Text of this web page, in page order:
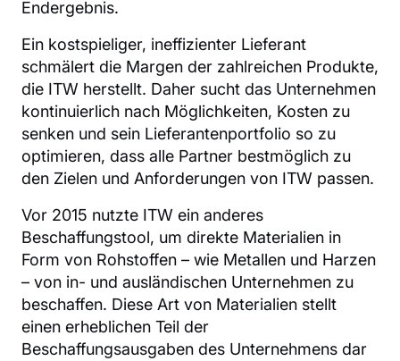
Endergebnis.
Ein kostspieliger, ineffizienter Lieferant
schmälert die Margen der zahlreichen Produkte,
die ITW herstellt. Daher sucht das Unternehmen
kontinuierlich nach Möglichkeiten, Kosten zu
senken und sein Lieferantenportfolio so zu
optimieren, dass alle Partner bestmöglich zu
den Zielen und Anforderungen von ITW passen.
Vor 2015 nutzte ITW ein anderes
Beschaffungstool, um direkte Materialien in
Form von Rohstoffen – wie Metallen und Harzen
– von in- und ausländischen Unternehmen zu
beschaffen. Diese Art von Materialien stellt
einen erheblichen Teil der
Beschaffungsausgaben des Unternehmens dar